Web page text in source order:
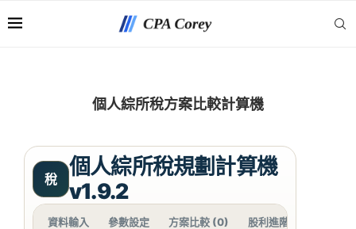
個人綜所稅方案比較計算機
稅
個人綜所稅規劃計算機
v1.9.2
資料輸入 參數設定 方案比較 (0) 股利進階分析